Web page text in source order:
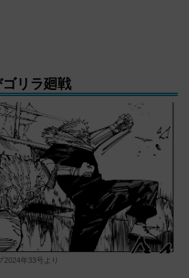
リラ廻戦
2024年33号より